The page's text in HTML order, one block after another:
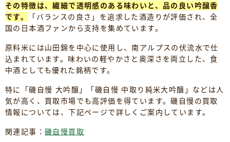
その特徴は、繊細で透明感のある味わいと、品の良い吟醸香
です。
「バランスの良さ」を追求した酒造りが評価され、全
国の日本酒ファンから支持を集めています。
原料米には山田錦を中心に使用し、南アルプスの伏流水で仕
込まれています。味わいの軽やかさと奥深さを両立した、食
中酒としても優れた銘柄です。
特に「磯自慢 大吟醸」「磯自慢 中取り純米大吟醸」などは人
気が高く、買取市場でも高評価を得ています。磯自慢の買取
情報については、下記ページで詳しくご案内しています。
関連記事： 磯自慢買取